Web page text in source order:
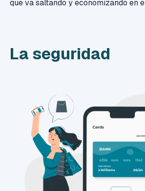
que va saltando y economizando en
La seguridad